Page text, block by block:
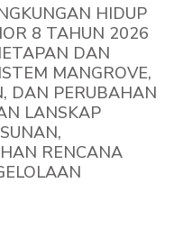
HIDUP
8 TAHUN 2026
DAN
MANGROVE,
DAN PERUBAHAN
LANSKAP
RENCANA